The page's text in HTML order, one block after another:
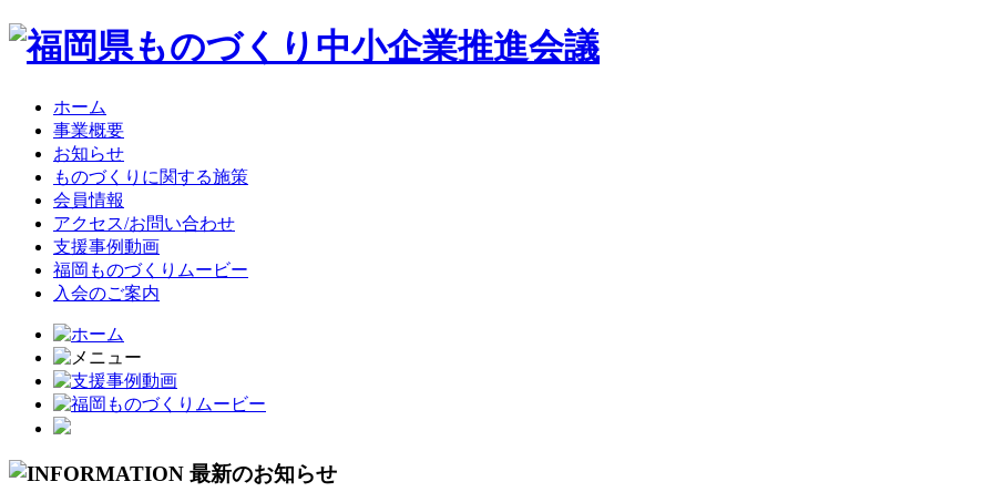
ホーム
事業概要
お知らせ
ものづくりに関する施策
会員情報
アクセス/お問い合わせ
支援事例動画
福岡ものづくりムービー
入会のご案内